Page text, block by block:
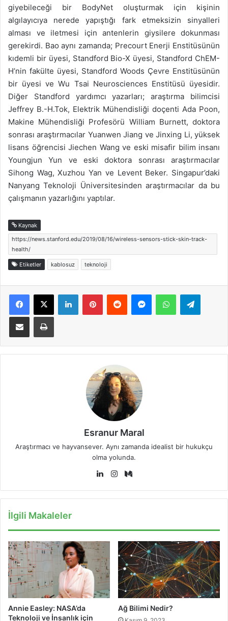
giyebileceği bir BodyNet oluşturmak için kişinin
algılayıcıya nerede yapıştığı fark etmeksizin sinyalleri
alması ve iletmesi için antenlerin giysilere dokunması
gerekirdi. Bao aynı zamanda; Precourt Enerji Enstitüsünün
kıdemli bir üyesi, Standford Bio-X üyesi, Standford ChEM-
H’nin fakülte üyesi, Standford Woods Çevre Enstitüsünün
bir üyesi ve Wu Tsai Neurosciences Enstitüsü üyesidir.
Diğer Standford yardımcı yazarları; araştırma bilimcisi
Jeffrey B.-H.Tok, Elektrik Mühendisliği doçenti Ada Poon,
Makine Mühendisliği Profesörü William Burnett, doktora
sonrası araştırmacılar Yuanwen Jiang ve Jinxing Li, yüksek
lisans öğrencisi Jiechen Wang ve eski misafir bilim insanı
Youngjun Yun ve eski doktora sonrası araştırmacılar
Sihong Wag, Xuzhou Yan ve Levent Beker. Singapur’daki
Nanyang Teknoloji Üniversitesinden araştırmacılar da bu
çalışmanın yazarlığını yaptılar.
Kaynak
https://news.stanford.edu/2019/08/16/wireless-sensors-stick-skin-track-
health/
Etiketler kablosuz teknoloji
Facebook
X LinkedInPinterestReddit MessengerWhatsApp
E-Posta ile paylaş Yazdır
Esranur Maral
Araştırmacı ve hayvansever. Aynı zamanda idealist bir hukukçu
olma yolunda.
LinkedInInstagram
İlgili Makaleler
Annie Easley: NASA’da
Teknoloji ve İnsanlık için
Ağ Bilimi Nedir?